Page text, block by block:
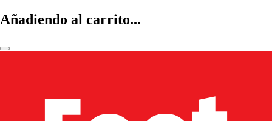
Añadiendo al carrito...